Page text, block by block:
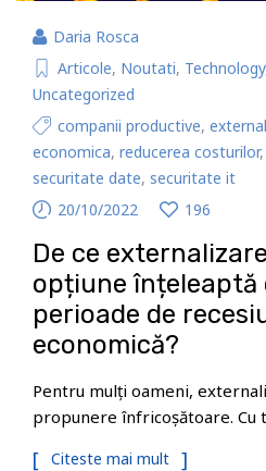
Daria Rosca
Articole, Noutati, Technology
Uncategorized
companii productive,
economica, reducerea costurilor,
securitate date, securitate it
20/10/2022
196
De ce
opțiune înțeleaptă
perioade de
economică?
Pentru mulți oameni,
propunere înfricoșătoare. Cu
Citeste mai mult